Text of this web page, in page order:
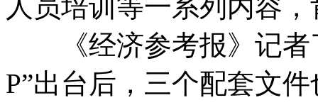
人员培训等一系列内容
《经济参考报》记者
P”出台后，三个配套文